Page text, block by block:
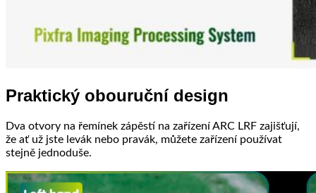
Praktický obouruční design
Dva otvory na řemínek zápěstí na zařízení ARC LRF zajišťují,
že ať už jste levák nebo pravák, můžete zařízení používat
stejně jednoduše.